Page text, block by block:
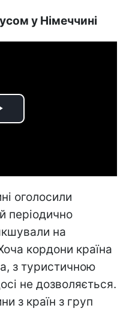
у Німеччині
оголосили
періодично
на
кордони країна
з туристичною
не дозволяється.
з країн з груп